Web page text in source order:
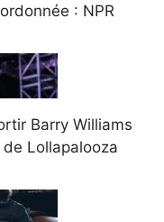
: NPR
Barry Williams
Lollapalooza